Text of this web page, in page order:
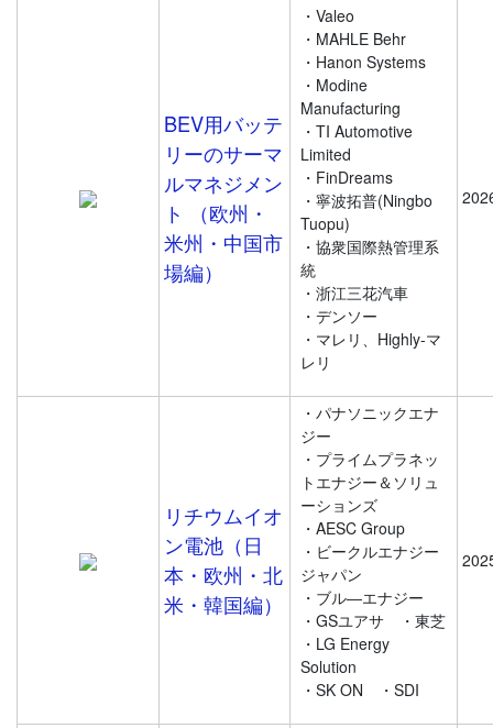
BEV用バッテ
リーのサーマ
ルマネジメン
ト （欧州・
米州・中国市
場編）
・Valeo
・MAHLE Behr
・Hanon Systems
・Modine
Manufacturing
・TI Automotive
Limited
・FinDreams
・寧波拓普(Ningbo
Tuopu)
・協衆国際熱管理系
統
・浙江三花汽車
・デンソー
・マレリ、Highly-マ
レリ
リチウムイオ
ン電池（日
本・欧州・北
米・韓国編）
・パナソニックエナ
ジー
・プライムプラネッ
トエナジー＆ソリュ
ーションズ
・AESC Group
・ビークルエナジー
ジャパン
・ブル―エナジー
・GSユアサ
・東芝
・LG Energy
Solution
・SK ON
・SDI